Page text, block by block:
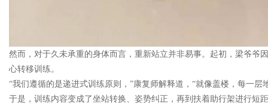
然而，对于久未承重的身体而言，重新站立并非易事。起初，梁爷爷
心转移训练。
“我们遵循的是递进式训练原则，”康复师解释道，“就像盖楼，每一
于是，训练内容变成了坐站转换、姿势纠正，再到扶着助行架进行短